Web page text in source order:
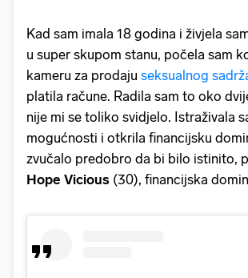
Kad sam imala 18 godina i živjela
u super skupom stanu, počela sam
kameru za prodaju seksualnog
platila račune. Radila sam to oko
nije mi se toliko svidjelo. Istraživala
mogućnosti i otkrila financijsku
zvučalo predobro da bi bilo istinito,
Hope Vicious (30), financijska